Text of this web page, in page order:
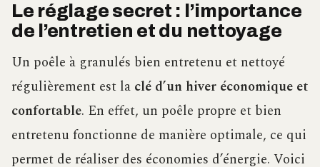
Le réglage secret : l’importance
de l’entretien et du nettoyage
Un poêle à granulés bien entretenu et nettoyé
régulièrement est la clé d’un hiver économique et
confortable. En effet, un poêle propre et bien
entretenu fonctionne de manière optimale, ce qui
permet de réaliser des économies d’énergie. Voici